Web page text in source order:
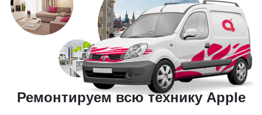
Ремонтируем всю технику Apple